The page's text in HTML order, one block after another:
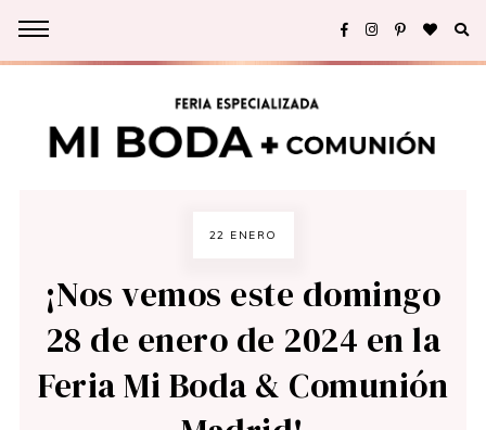
22 ENERO
¡Nos vemos este domingo
28 de enero de 2024 en la
Feria Mi Boda & Comunión